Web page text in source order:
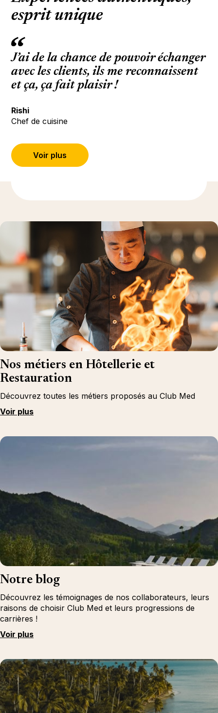
esprit unique
J’ai de la chance de pouvoir échanger
avec les clients, ils me reconnaissent
et ça, ça fait plaisir !
Rishi
Chef de cuisine
Voir plus (S’ouvre dans un nouvel onglet ou
Nos métiers en Hôtellerie et
Restauration
Découvrez toutes les métiers proposés au Club Med
Voir plus
Notre blog
Découvrez les témoignages de nos collaborateurs, leurs
raisons de choisir Club Med et leurs progressions de
carrières !
Voir plus